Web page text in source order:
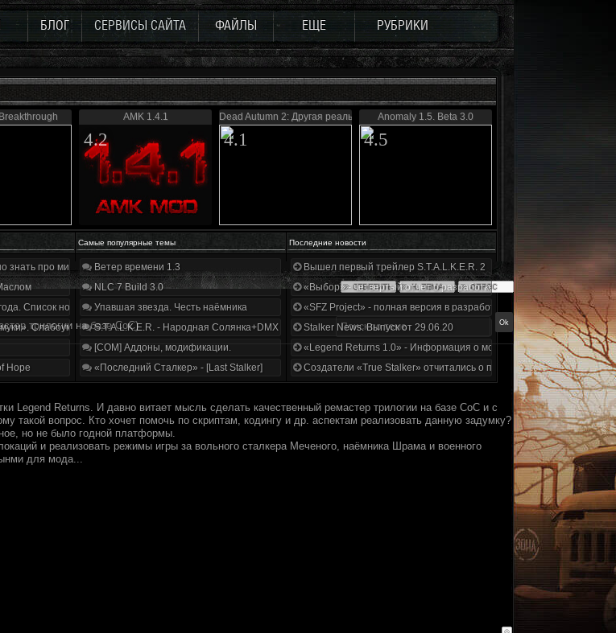
БЛОГ СЕРВИСЫ САЙТА ФАЙЛЫ ЕЩЕ РУБРИКИ
AMK 1.4.1
4.2
Dead Autumn 2: Другая реальность
4.1
Anomaly 1.5. Beta 3.0
4.5
Самые популярные темы Последние новости
знать про мир, геймплей и сюжет | Разбор трейлера
Список нововведений
Слабоумие и отвага
Hope
Ветер времени 1.3
NLC 7 Build 3.0
Упавшая звезда. Честь наёмника
S.T.A.L.K.E.R. - Народная Солянка+DMX 1.3.5.ООП.МА.К.
[COM] Аддоны, модификации.
«Последний Сталкер» - [Last Stalker]
Вышел первый трейлер S.T.A.L.K.E.R. 2
«Выбор» - четвертый отчет о разработке!
«SFZ Project» - полная версия в разработке!
Stalker News. Выпуск от 29.06.20
«Legend Returns 1.0» - Информация о моде за июнь 2020
Создатели «True Stalker» отчитались о проделанной работе
трилогии на базе CoC)
Legend Returns. И давно витает мысль сделать качественный ремастер трилогии на базе CoC и с
такой вопрос. Кто хочет помочь по скриптам, кодингу и др. аспектам реализовать данную задумку?
но не было годной платформы.
и реализовать режимы игры за вольного сталкера Меченого, наёмника Шрама и военного
для мода...